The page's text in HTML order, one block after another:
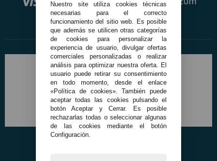
Nuestro site utiliza cookies técnicas
necesarias para el correcto
funcionamiento del sitio web. Es posible
que además se utilicen otras categorías
de cookies para personalizar la
experiencia de usuario, divulgar ofertas
comerciales personalizadas o realizar
análisis para optimizar nuestra oferta. El
usuario puede retirar su consentimiento
en todo momento, desde el enlace
«Política de cookies». También puede
aceptar todas las cookies pulsando el
botón Aceptar y Cerrar. Es posible
rechazarlas todas o seleccionar algunas
de las cookies mediante el botón
Configuración.